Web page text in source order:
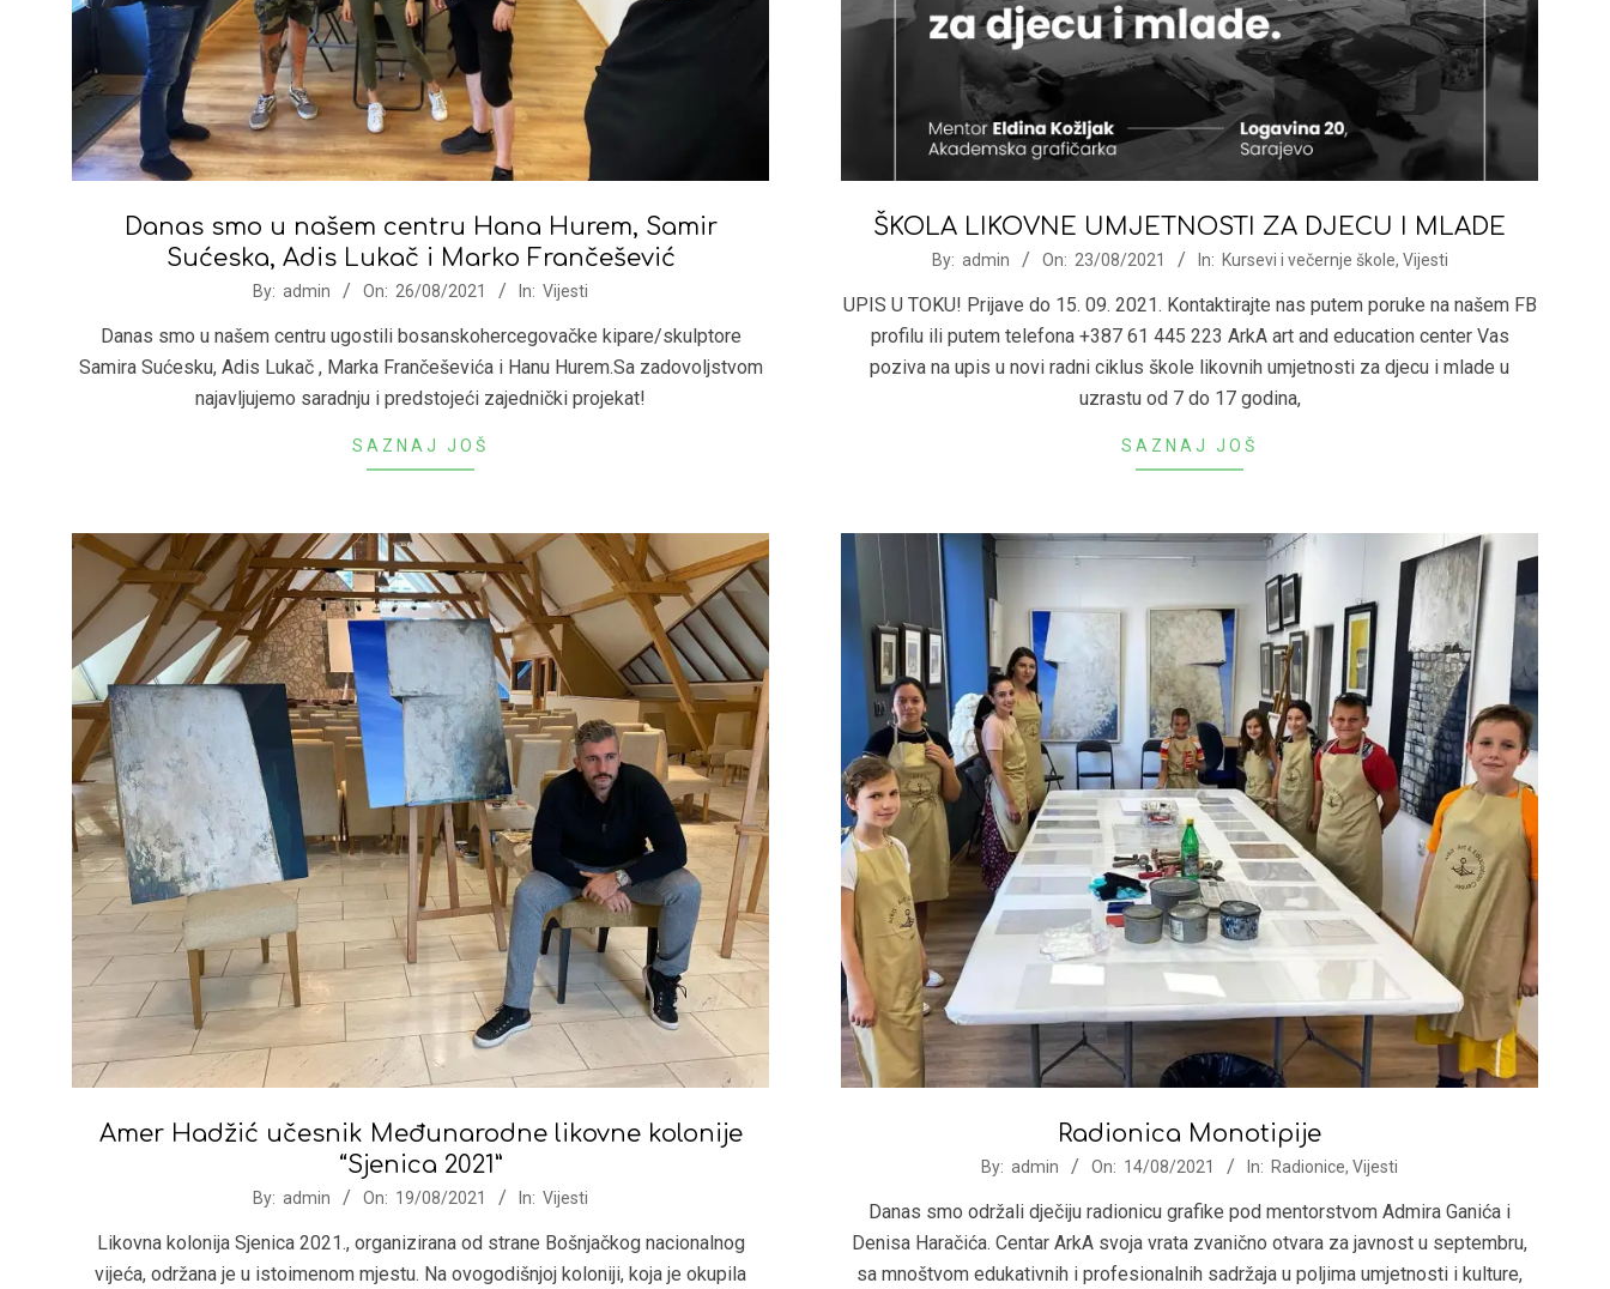
Danas smo u našem centru Hana Hurem, Samir
Sućeska, Adis Lukač i Marko Frančešević
By: admin On: 26/08/2021 In: Vijesti
Danas smo u našem centru ugostili bosanskohercegovačke kipare/skulptore
Samira Sućesku, Adis Lukač , Marka Frančeševića i Hanu Hurem.Sa zadovoljstvom
najavljujemo saradnju i predstojeći zajednički projekat!
SAZNAJ JOŠ
ŠKOLA LIKOVNE UMJETNOSTI ZA DJECU I MLADE
By: admin On: 23/08/2021 In: Kursevi i večernje škole, Vijesti
UPIS U TOKU! Prijave do 15. 09. 2021. Kontaktirajte nas putem poruke na našem FB
profilu ili putem telefona +387 61 445 223 ArkA art and education center Vas
poziva na upis u novi radni ciklus škole likovnih umjetnosti za djecu i mlade u
uzrastu od 7 do 17 godina,
SAZNAJ JOŠ
Amer Hadžić učesnik Međunarodne likovne kolonije
“Sjenica 2021”
By: admin On: 19/08/2021 In: Vijesti
Likovna kolonija Sjenica 2021., organizirana od strane Bošnjačkog nacionalnog
vijeća, održana je u istoimenom mjestu. Na ovogodišnjoj koloniji, koja je okupila
Radionica Monotipije
By: admin On: 14/08/2021 In: Radionice, Vijesti
Danas smo održali dječiju radionicu grafike pod mentorstvom Admira Ganića i
Denisa Haračića. Centar ArkA svoja vrata zvanično otvara za javnost u septembru,
sa mnoštvom edukativnih i profesionalnih sadržaja u poljima umjetnosti i kulture,